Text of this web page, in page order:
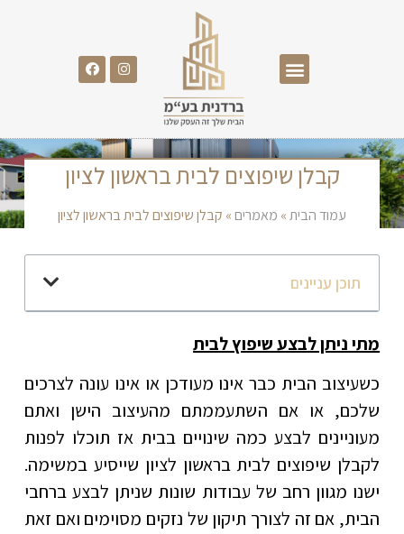
קבלן שיפוצים לבית בראשון לציון
עמוד הבית» מאמרים » קבלן שיפוצים לבית בראשון לציון
תוכן עניינים
מתי ניתן לבצע שיפוץ לבית
כשעיצוב הבית כבר אינו מעודכן או אינו עונה לצרכים
שלכם, או אם השתעממתם מהעיצוב הישן ואתם
מעוניינים לבצע כמה שינויים בבית אז תוכלו לפנות
לקבלן שיפוצים לבית בראשון לציון שייסיע במשימה.
ישנו מגוון רחב של עבודות שונות שניתן לבצע ברחבי
הבית, אם זה לצורך תיקון של נזקים מסוימים ואם זאת